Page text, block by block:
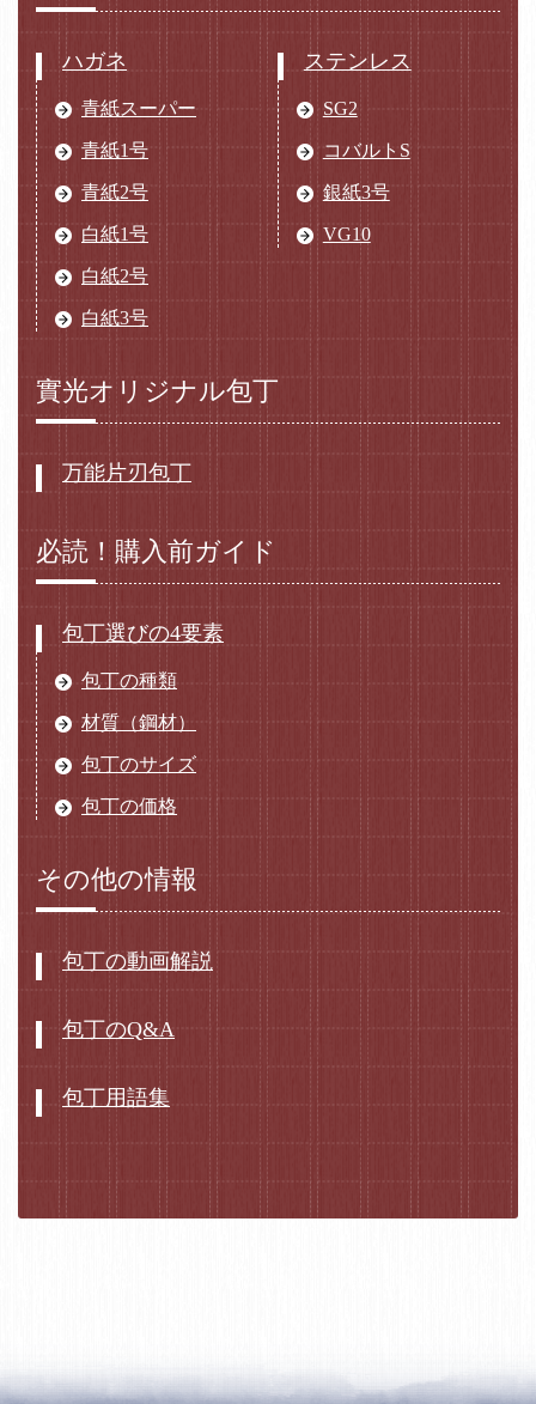
ハガネ
青紙スーパー
青紙1号
青紙2号
白紙1号
白紙2号
白紙3号
ステンレス
SG2
コバルトS
銀紙3号
VG10
實光オリジナル包丁
万能片刃包丁
必読！購入前ガイド
包丁選びの4要素
包丁の種類
材質（鋼材）
包丁のサイズ
包丁の価格
その他の情報
包丁の動画解説
包丁のQ&A
包丁用語集